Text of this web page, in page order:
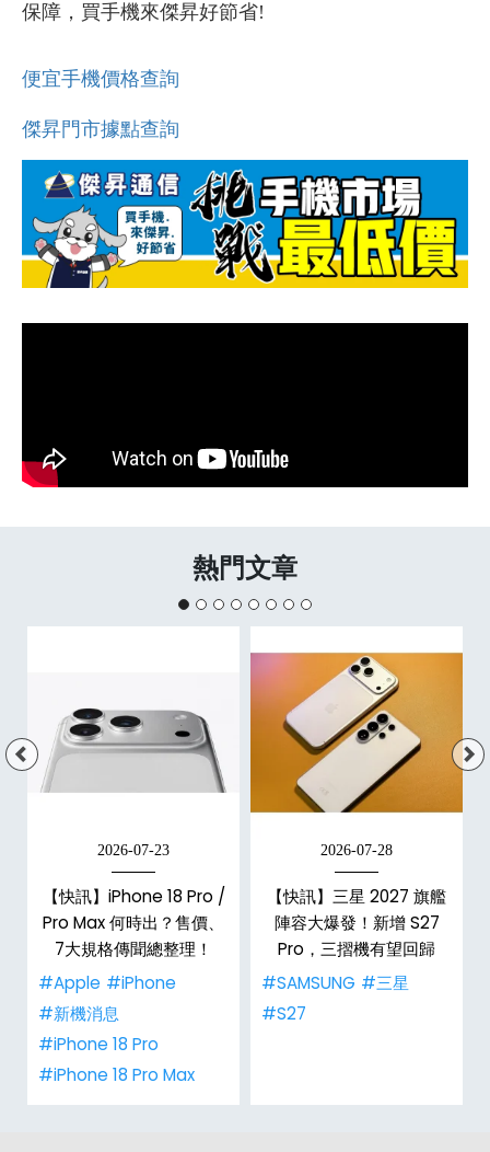
保障，買手機來傑昇好節省!
便宜手機價格查詢
傑昇門市據點查詢
熱門文章
2026-07-23
【快訊】iPhone 18 Pro /
Pro Max 何時出？售價、
7大規格傳聞總整理！
#Apple #iPhone
#新機消息
#iPhone 18 Pro
#iPhone 18 Pro Max
2026-07-28
【快訊】三星 2027 旗艦
陣容大爆發！新增 S27
Pro，三摺機有望回歸
#SAMSUNG #三星
#S27